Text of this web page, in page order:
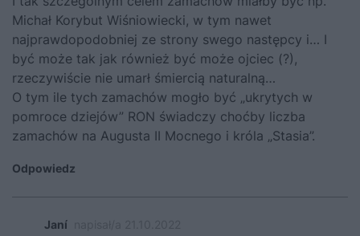
Michał Korybut Wiśniowiecki, w tym nawet
najprawdopodobniej ze strony swego następcy i… I
być może tak jak również być może ojciec (?),
rzeczywiście nie umarł śmiercią naturalną…
O tym ile tych zamachów mogło być „ukrytych w
pomroce dziejów” RON świadczy choćby liczba
zamachów na Augusta II Mocnego i króla „Stasia”.
Odpowiedz
Janí